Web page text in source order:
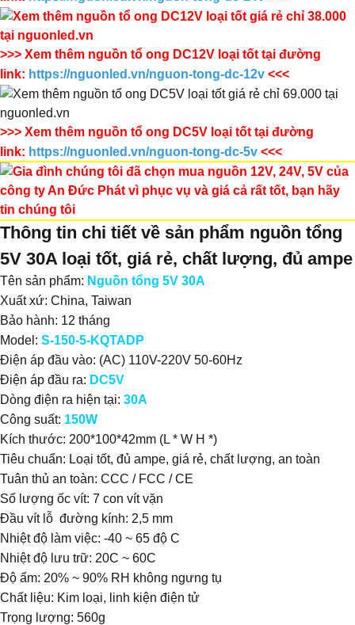
​>>> Xem thêm nguồn tổ ong DC12V loại tốt tại đường
link: https://nguonled.vn/nguon-tong-dc-12v <<<
>>> Xem thêm nguồn tổ ong DC5V loại tốt tại đường
link: https://nguonled.vn/nguon-tong-dc-5v <<<
Thông tin chi tiết về sản phẩm nguồn tổng
5V 30A loại tốt, giá rẻ, chất lượng, đủ ampe
Tên sản phẩm: Nguồn tổng 5V 30A
Xuất xứ: China, Taiwan
Bảo hành: 12 tháng
Model: S-150-5-KQTADP
Điện áp đầu vào: (AC) 110V-220V 50-60Hz
Điện áp đầu ra: DC5V
Dòng điện ra hiện tại: 30A
Công suất: 150W
Kích thước: 200*100*42mm (L * W H *)
Tiêu chuẩn: Loại tốt, đủ ampe, giá rẻ, chất lượng, an toàn
Tuân thủ an toàn: CCC / FCC / CE
Số lượng ốc vít: 7 con vít vặn
Đầu vít lỗ đường kính: 2,5 mm
Nhiệt độ làm việc: -40 ~ 65 độ C
Nhiệt độ lưu trữ: 20C ~ 60C
Độ ẩm: 20% ~ 90% RH không ngưng tụ
Chất liệu: Kim loại, linh kiện điện tử
Trọng lượng: 560g